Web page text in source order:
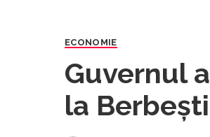
ECONOMIE
Guvernul
la